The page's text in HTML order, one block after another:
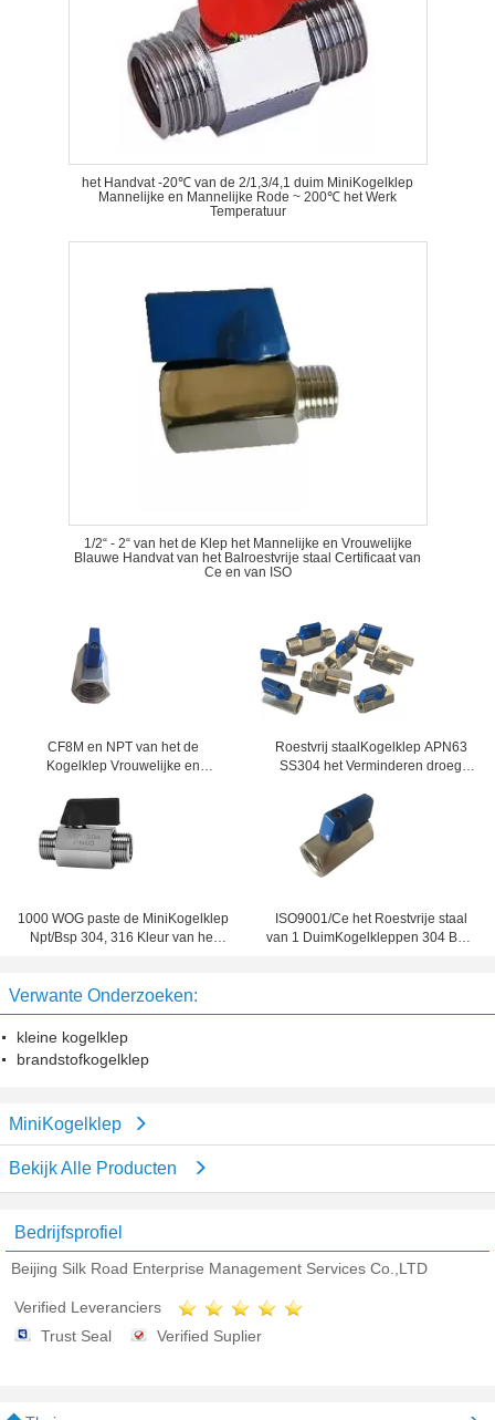
het Handvat -20℃ van de 2/1,3/4,1 duim MiniKogelklep
Mannelijke en Mannelijke Rode ~ 200℃ het Werk
Temperatuur
1/2“ - 2“ van het de Klep het Mannelijke en Vrouwelijke
Blauwe Handvat van het Balroestvrije staal Certificaat van
Ce en van ISO
CF8M en NPT van het de
Kogelklep Vrouwelijke en
CF8 MiniDraad
Roestvrij staalKogelklep APN63
SS304 het Verminderen droeg
1000 WOG paste de MiniKogelklep
Npt/Bsp 304, 316 Kleur van het
ISO9001/Ce het Roestvrije staal
van 1 DuimKogelkleppen 304 Bsp-
Verwante Onderzoeken:
kleine kogelklep
brandstofkogelklep
MiniKogelklep
Bekijk Alle Producten
Bedrijfsprofiel
Beijing Silk Road Enterprise Management Services Co.,LTD
Verified Leveranciers
Trust Seal
Verified Suplier